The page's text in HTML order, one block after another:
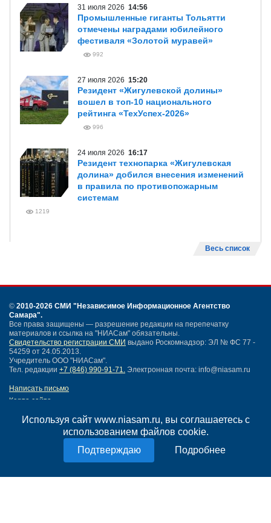
Используя сайт www.niasam.ru, вы соглашаетесь с
использованием файлов cookie.
Подробнее
31 июля 2026 14:56
Промышленные гиганты Тольятти
отмечены наградами юбилейного
фестиваля «Золотой муравей»
992
27 июля 2026 15:20
Резидент «Жигулевской долины»
вошел в топ-10 национального
рейтинга «ТехУспех-2026»
996
24 июля 2026 16:17
Резидент технопарка «Жигулевская
долина» добился внесения изменений
в правила по противопожарным
системам
1219
Весь список
© 2010-2026 СМИ "Независимое Информационное Агентство
Самара".
Все права защищены — разрешение редакции на перепечатку
материалов и ссылка на "НИАСам" обязательны.
Свидетельство регистрации СМИ выдано Роскомнадзор: ЭЛ № ФС 77 -
54259 от 24.05.2013.
Учредитель ООО "НИАСам".
Тел. редакции +7 (846) 990-91-71. Электронная почта: info@niasam.ru
Написать письмо
Карта сайта
Политика конфиденциальности
Согласие на обработку персональных данных